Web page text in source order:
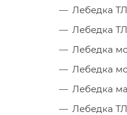
Лебедка
Лебедка
Лебедка
Лебедка
Лебедка
Лебедка